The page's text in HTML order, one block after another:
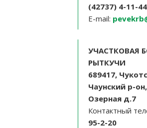
(42737) 4-11-44
E-mail:
УЧАСТКОВАЯ
РЫТКУЧИ
689417,
Чаунский р-
Озерная д.7
Контактный
95-2-20